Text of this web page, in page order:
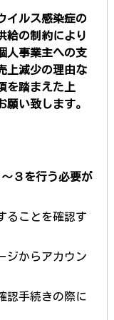
イルス感染症の
給の制約により
人事業主への支
上減少の理由な
を踏まえた上
い致します。
３を行う必要が
ことを確認す
からアカウン
認手続きの際に